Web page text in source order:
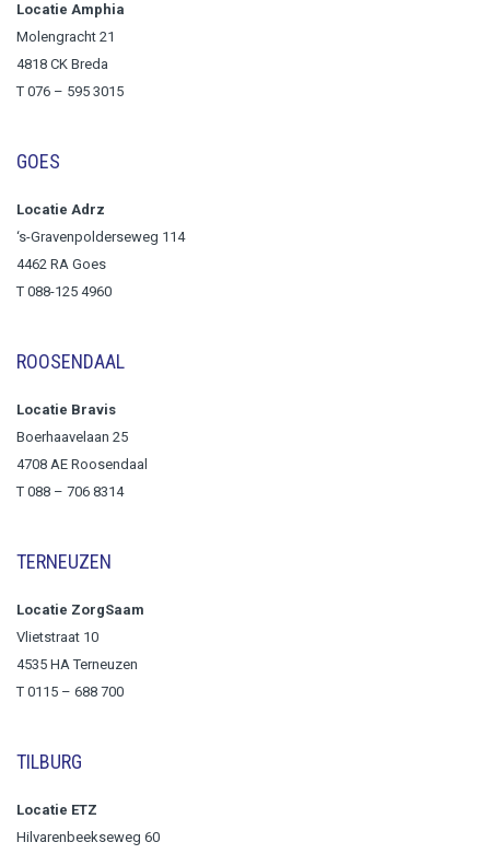
Locatie Amphia
Molengracht 21
4818 CK Breda
T 076 – 595 3015
GOES
Locatie Adrz
‘s-Gravenpolderseweg 114
4462 RA Goes
T 088-125 4960
ROOSENDAAL
Locatie Bravis
Boerhaavelaan 25
4708 AE Roosendaal
T 088 – 706 8314
TERNEUZEN
Locatie ZorgSaam
Vlietstraat 10
4535 HA Terneuzen
T 0115 – 688 700
TILBURG
Locatie ETZ
Hilvarenbeekseweg 60